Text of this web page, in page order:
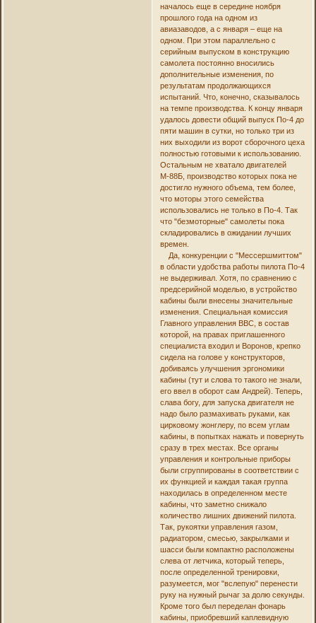
началось еще в середине ноября
прошлого года на одном из
авиазаводов, а с января – еще на
одном. При этом параллельно с
серийным выпуском в конструкцию
самолета постоянно вносились
дополнительные изменения, по
результатам продолжающихся
испытаний. Что, конечно, сказывалось
на темпе производства. К концу января
удалось довести общий выпуск По-4 до
пяти машин в сутки, но только три из
них выходили из ворот сборочного цеха
полностью готовыми к использованию.
Остальным не хватало двигателей
М-88Б, производство которых пока не
достигло нужного объема, тем более,
что моторы этого семейства
использовались не только в По-4. Так
что "безмоторные" самолеты пока
складировались в ожидании лучших
времен.
Да, конкуренции с "Мессершмиттом"
в области удобства работы пилота По-4
не выдерживал. Хотя, по сравнению с
предсерийной моделью, в устройство
кабины были внесены значительные
изменения. Специальная комиссия
Главного управления ВВС, в состав
которой, на правах приглашенного
специалиста входил и Воронов, крепко
сидела на голове у конструкторов,
добиваясь улучшения эргономики
кабины (тут и слова то такого не знали,
его ввел в оборот сам Андрей). Теперь,
слава богу, для запуска двигателя не
надо было размахивать руками, как
цирковому жонглеру, по всем углам
кабины, в попытках нажать и повернуть
сразу в трех местах. Все органы
управления и контрольные приборы
были сгруппированы в соответствии с
их функцией и каждая такая группа
находилась в определенном месте
кабины, что заметно снижало
количество лишних движений пилота.
Так, рукоятки управления газом,
радиатором, смесью, закрылками и
шасси были компактно расположены
слева от летчика, который теперь,
после определенной тренировки,
разумеется, мог "вслепую" перенести
руку на нужный рычаг за долю секунды.
Кроме того был переделан фонарь
кабины, приобревший каплевидную